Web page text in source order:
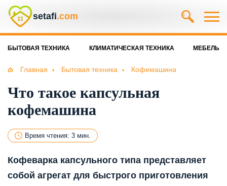
setafi.com
БЫТОВАЯ ТЕХНИКА КЛИМАТИЧЕСКАЯ ТЕХНИКА МЕБЕЛЬ
Главная Бытовая техника Кофемашина
Что такое капсульная
кофемашина
Время чтения: 3 мин.
Кофеварка капсульного типа представляет
собой агрегат для быстрого приготовления